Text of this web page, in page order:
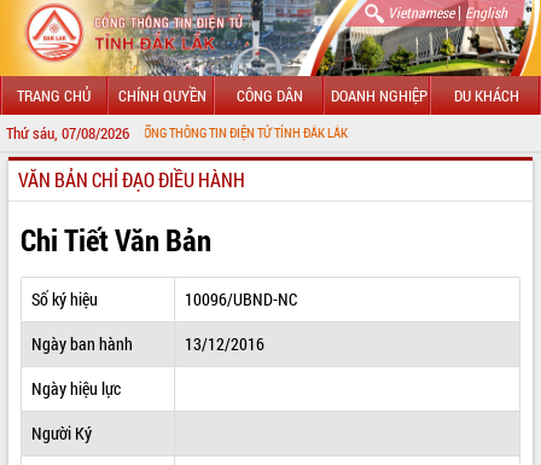
Vietnamese| English
TRANG CHỦ CHÍNH QUYỀN CÔNG DÂN DOANH NGHIỆP DU KHÁCH
Thứ sáu, 07/08/2026
ĐẾN VỚI CỔNG THÔNG TIN ĐIỆN TỬ TỈNH ĐẮK LẮK
GIỚI THIỆU
LÃNH ĐẠO UBND TỈNH
TIN TỨC SỰ KIỆN
SỞ, BAN, NGÀNH
THÔNG TIN CHỈ ĐẠO ĐIỀU HÀNH
VĂN BẢN CHỈ ĐẠO ĐIỀU HÀNH
Chi Tiết Văn Bản
Số ký hiệu
10096/UBND-NC
Ngày ban hành
13/12/2016
Ngày hiệu lực
Người Ký